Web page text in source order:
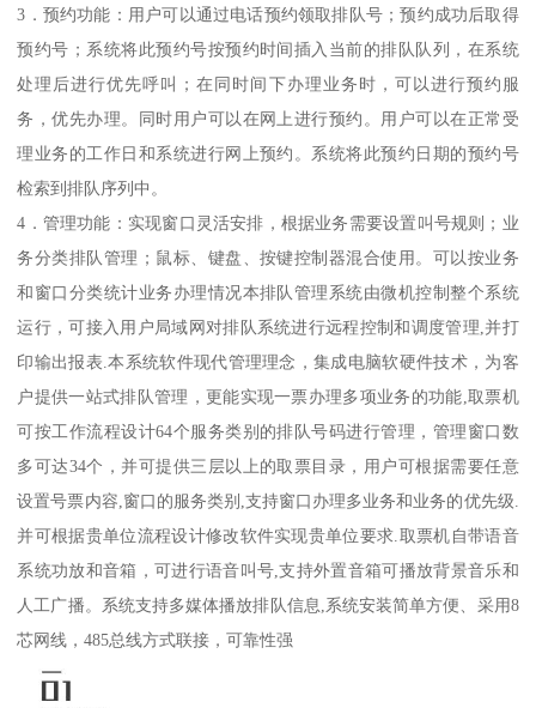
3．预约功能：用户可以通过电话预约领取排队号；预约成功后取得
预约号；系统将此预约号按预约时间插入当前的排队队列，在系统
处理后进行优先呼叫；在同时间下办理业务时，可以进行预约服
务，优先办理。同时用户可以在网上进行预约。用户可以在正常受
理业务的工作日和系统进行网上预约。系统将此预约日期的预约号
检索到排队序列中。
4．管理功能：实现窗口灵活安排，根据业务需要设置叫号规则；业
务分类排队管理；鼠标、键盘、按键控制器混合使用。可以按业务
和窗口分类统计业务办理情况本排队管理系统由微机控制整个系统
运行，可接入用户局域网对排队系统进行远程控制和调度管理,并打
印输出报表.本系统软件现代管理理念，集成电脑软硬件技术，为客
户提供一站式排队管理，更能实现一票办理多项业务的功能,取票机
可按工作流程设计64个服务类别的排队号码进行管理，管理窗口数
多可达34个，并可提供三层以上的取票目录，用户可根据需要任意
设置号票内容,窗口的服务类别,支持窗口办理多业务和业务的优先级.
并可根据贵单位流程设计修改软件实现贵单位要求.取票机自带语音
系统功放和音箱，可进行语音叫号,支持外置音箱可播放背景音乐和
人工广播。系统支持多媒体播放排队信息,系统安装简单方便、采用8
芯网线，485总线方式联接，可靠性强